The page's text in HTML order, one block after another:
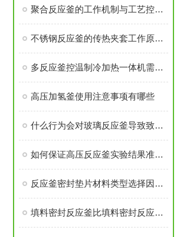
聚合反应釜的工作机制与工艺控制解析
不锈钢反应釜的传热夹套工作原理是什么
多反应釜控温制冷加热一体机需注意安装过程有那些
高压加氢釜使用注意事项有哪些
什么行为会对玻璃反应釜导致致命伤害
如何保证高压反应釜实验结果准确可靠
反应釜密封垫片材料类型选择因素是什么？
填料密封反应釜比填料密封反应釜有那些优势